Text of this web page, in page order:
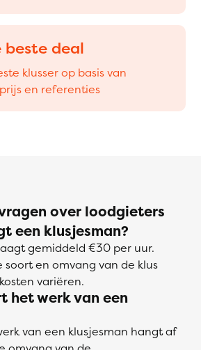
beste deal
klusser op basis van
en referenties
over loodgieters
een klusjesman?
gemiddeld €30 per uur.
soort en omvang van de klus
variëren.
het werk van een
van een klusjesman hangt af